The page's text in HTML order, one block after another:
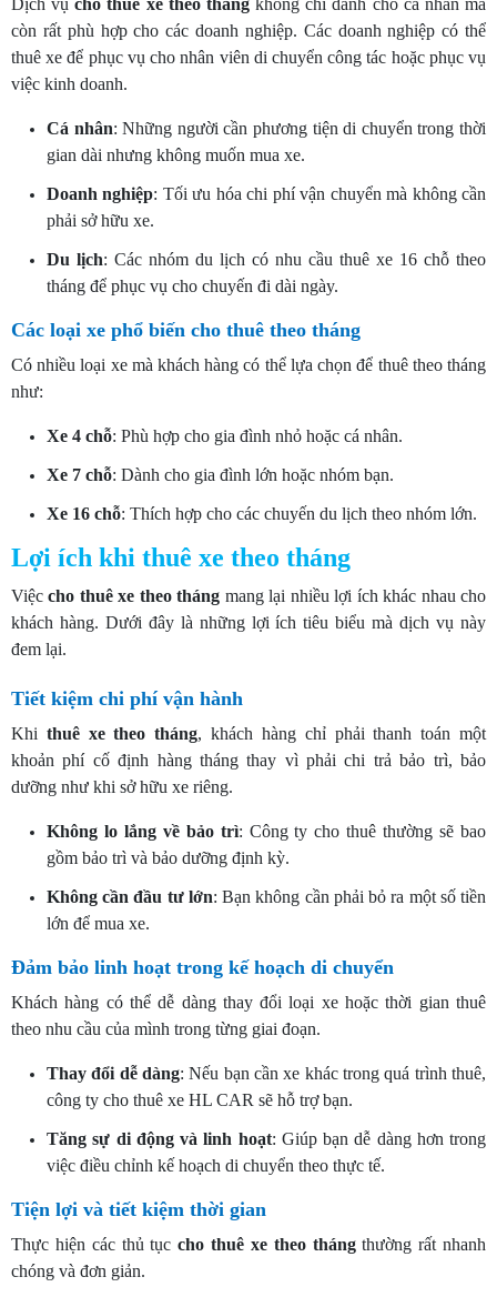
Dịch vụcho thuê xe theo thángkhông chỉ dành cho cá nhân mà
còn rất phù hợp cho các doanh nghiệp. Các doanh nghiệp có thể
thuê xe để phục vụ cho nhân viên di chuyển công tác hoặc phục vụ
việc kinh doanh.
Cá nhân: Những người cần phương tiện di chuyển trong thời
gian dài nhưng không muốn mua xe.
Doanh nghiệp: Tối ưu hóa chi phí vận chuyển mà không cần
phải sở hữu xe.
Du lịch: Các nhóm du lịch có nhu cầu thuê xe 16 chỗ theo
tháng để phục vụ cho chuyến đi dài ngày.
Các loại xe phổ biến cho thuê theo tháng
Có nhiều loại xe mà khách hàng có thể lựa chọn để thuê theo tháng
như:
Xe 4 chỗ: Phù hợp cho gia đình nhỏ hoặc cá nhân.
Xe 7 chỗ: Dành cho gia đình lớn hoặc nhóm bạn.
Xe 16 chỗ: Thích hợp cho các chuyến du lịch theo nhóm lớn.
Lợi ích khi thuê xe theo tháng
Việccho thuê xe theo tháng mang lại nhiều lợi ích khác nhau cho
khách hàng. Dưới đây là những lợi ích tiêu biểu mà dịch vụ này
đem lại.
Tiết kiệm chi phí vận hành
Khi thuê xe theo tháng, khách hàng chỉ phải thanh toán một
khoản phí cố định hàng tháng thay vì phải chi trả bảo trì, bảo
dưỡng như khi sở hữu xe riêng.
Không lo lắng về bảo trì: Công ty cho thuê thường sẽ bao
gồm bảo trì và bảo dưỡng định kỳ.
Không cần đầu tư lớn: Bạn không cần phải bỏ ra một số tiền
lớn để mua xe.
Đảm bảo linh hoạt trong kế hoạch di chuyển
Khách hàng có thể dễ dàng thay đổi loại xe hoặc thời gian thuê
theo nhu cầu của mình trong từng giai đoạn.
Thay đổi dễ dàng: Nếu bạn cần xe khác trong quá trình thuê,
công ty cho thuê xe HL CAR sẽ hỗ trợ bạn.
Tăng sự di động và linh hoạt: Giúp bạn dễ dàng hơn trong
việc điều chỉnh kế hoạch di chuyển theo thực tế.
Tiện lợi và tiết kiệm thời gian
Thực hiện các thủ tụccho thuê xe theo thángthường rất nhanh
chóng và đơn giản.